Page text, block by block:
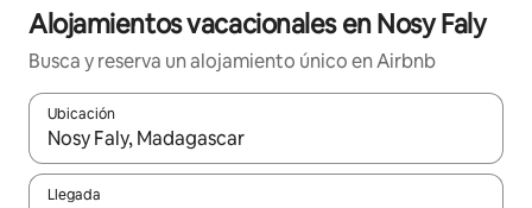
Alojamientos vacacionales en Nosy Faly
Busca y reserva un alojamiento único en Airbnb
Ubicación
Cuando los resultados estén disponibles, podrás navegar
Llegada